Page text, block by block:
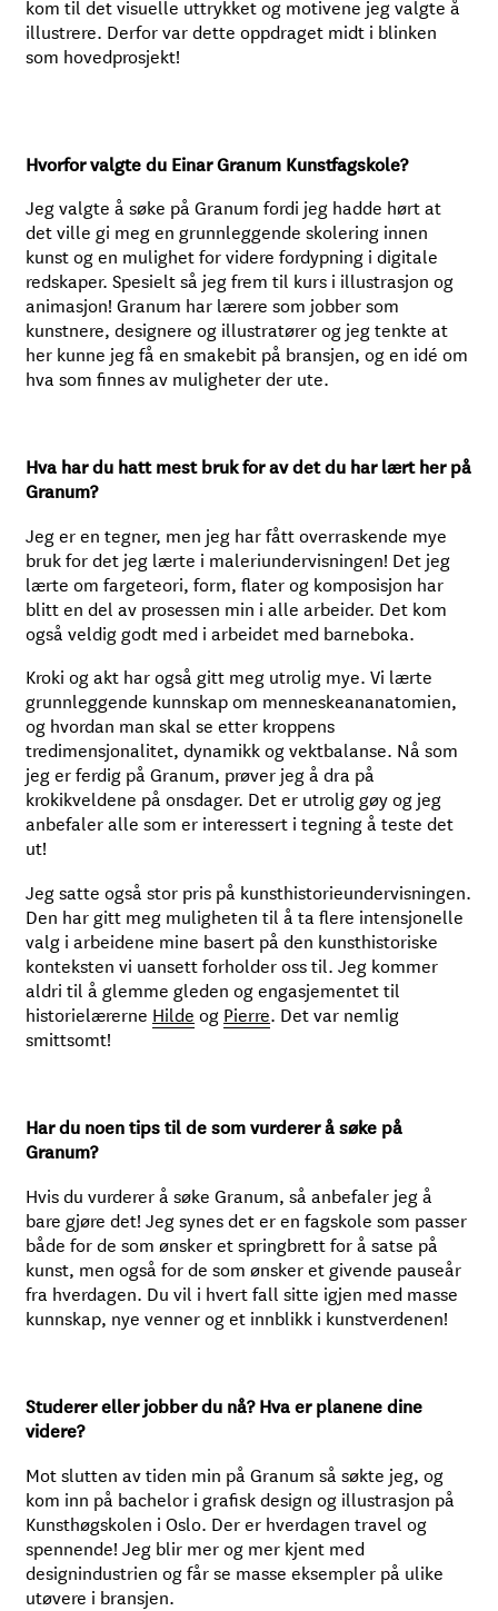
kom til det visuelle uttrykket og motivene jeg valgte å
illustrere. Derfor var dette oppdraget midt i blinken
som hovedprosjekt!
Hvorfor valgte du Einar Granum Kunstfagskole?
Jeg valgte å søke på Granum fordi jeg hadde hørt at
det ville gi meg en grunnleggende skolering innen
kunst og en mulighet for videre fordypning i digitale
redskaper. Spesielt så jeg frem til kurs i illustrasjon og
animasjon! Granum har lærere som jobber som
kunstnere, designere og illustratører og jeg tenkte at
her kunne jeg få en smakebit på bransjen, og en idé om
hva som finnes av muligheter der ute.
Hva har du hatt mest bruk for av det du har lært her på
Granum?
Jeg er en tegner, men jeg har fått overraskende mye
bruk for det jeg lærte i maleriundervisningen! Det jeg
lærte om fargeteori, form, flater og komposisjon har
blitt en del av prosessen min i alle arbeider. Det kom
også veldig godt med i arbeidet med barneboka.
Kroki og akt har også gitt meg utrolig mye. Vi lærte
grunnleggende kunnskap om menneskeananatomien,
og hvordan man skal se etter kroppens
tredimensjonalitet, dynamikk og vektbalanse. Nå som
jeg er ferdig på Granum, prøver jeg å dra på
krokikveldene på onsdager. Det er utrolig gøy og jeg
anbefaler alle som er interessert i tegning å teste det
ut!
Jeg satte også stor pris på kunsthistorieundervisningen.
Den har gitt meg muligheten til å ta flere intensjonelle
valg i arbeidene mine basert på den kunsthistoriske
konteksten vi uansett forholder oss til. Jeg kommer
aldri til å glemme gleden og engasjementet til
historielærerne Hilde og Pierre. Det var nemlig
smittsomt!
Har du noen tips til de som vurderer å søke på
Granum?
Hvis du vurderer å søke Granum, så anbefaler jeg å
bare gjøre det! Jeg synes det er en fagskole som passer
både for de som ønsker et springbrett for å satse på
kunst, men også for de som ønsker et givende pauseår
fra hverdagen. Du vil i hvert fall sitte igjen med masse
kunnskap, nye venner og et innblikk i kunstverdenen!
Studerer eller jobber du nå? Hva er planene dine
videre?
Mot slutten av tiden min på Granum så søkte jeg, og
kom inn på bachelor i grafisk design og illustrasjon på
Kunsthøgskolen i Oslo. Der er hverdagen travel og
spennende! Jeg blir mer og mer kjent med
designindustrien og får se masse eksempler på ulike
utøvere i bransjen.